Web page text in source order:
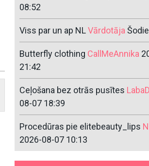
08:52
Viss par un ap NLVārdotāja
Butterfly clothing CallMeAnnika
21:42
Ceļošana bez otrās pusītes
08-07 18:39
Procedūras pie elitebeauty_lips
2026-08-07 10:13